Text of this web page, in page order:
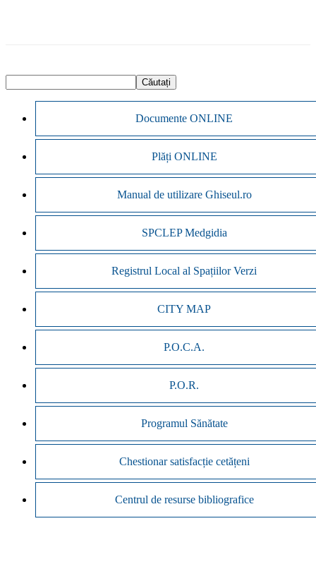
Documente ONLINE
Plăți ONLINE
Manual de utilizare Ghiseul.ro
SPCLEP Medgidia
Registrul Local al Spațiilor Verzi
CITY MAP
P.O.C.A.
P.O.R.
Programul Sănătate
Chestionar satisfacție cetățeni
Centrul de resurse bibliografice